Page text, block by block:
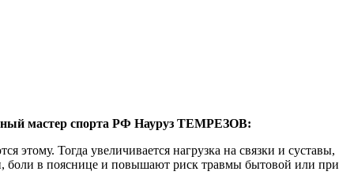
мастер спорта РФ Науруз ТЕМРЕЗОВ:
Тогда увеличивается нагрузка на связки и суставы,
боли в пояснице и повышают риск травмы бытовой или при